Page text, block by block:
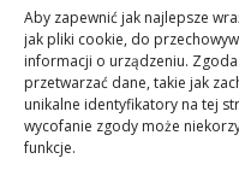
Aby zapewnić jak najlepsze
jak pliki cookie, do
informacji o urządzeniu.
przetwarzać dane, takie jak
unikalne identyfikatory na tej
wycofanie zgody może
funkcje.
i RODO
klauzula dla
klauzula dla